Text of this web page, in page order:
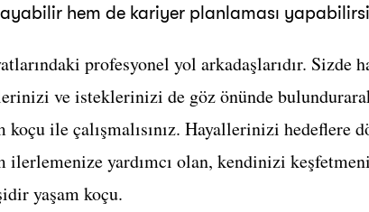
hem de kariyer planlaması
profesyonel yol arkadaşlarıdır. Sizde
ve isteklerinizi de göz önünde
koçu ile çalışmalısınız. Hayallerinizi hedeflere
ilerlemenize yardımcı olan, kendinizi
yaşam koçu.